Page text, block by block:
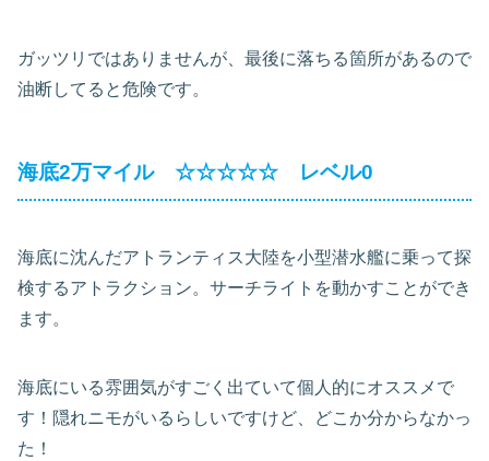
ガッツリではありませんが、最後に落ちる箇所があるので
油断してると危険です。
海底2万マイル ☆☆☆☆☆ レベル0
海底に沈んだアトランティス大陸を小型潜水艦に乗って探
検するアトラクション。サーチライトを動かすことができ
ます。
海底にいる雰囲気がすごく出ていて個人的にオススメで
す！隠れニモがいるらしいですけど、どこか分からなかっ
た！